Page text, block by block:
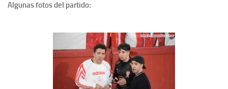
Algunas fotos del partido: